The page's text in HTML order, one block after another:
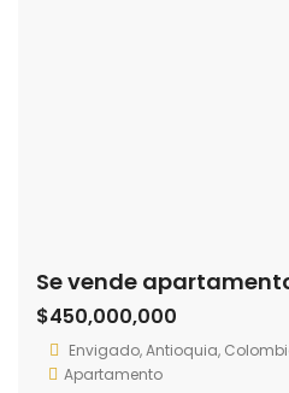
$450,000,000
Envigado, Antioquia,
Apartamento